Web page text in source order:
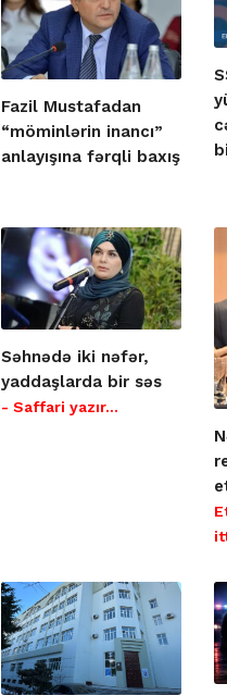
Fazil Mustafadan
“möminlərin inancı”
anlayışına fərqli baxış
Səhnədə iki nəfər,
yaddaşlarda bir səs
- Saffari yazır…